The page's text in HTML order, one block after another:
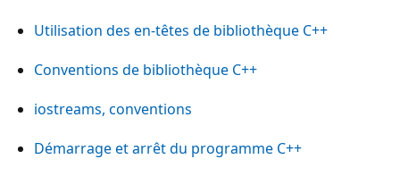
Utilisation des en-têtes de bibliothèque C++
Conventions de bibliothèque C++
iostreams, conventions
Démarrage et arrêt du programme C++